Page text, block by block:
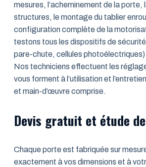
mesures, l’acheminement de la porte,
structures, le montage du tablier
configuration complète de la
testons tous les dispositifs de
pare-chute, cellules photoélectriques)
Nos techniciens effectuent les
vous forment à l’utilisation et
et main-d’œuvre comprise.
Devis gratuit et étude
Chaque porte est fabriquée sur
exactement à vos dimensions et à